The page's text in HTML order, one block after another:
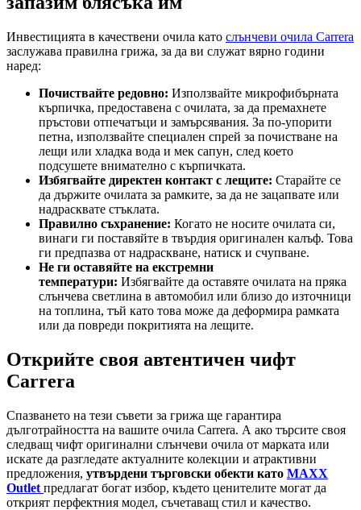
Инвестицията в качествени очила като слънчеви очила Carrera
заслужава правилна грижа, за да ви служат вярно години
наред:
Почиствайте редовно: Използвайте микрофибърната
кърпичка, предоставена с очилата, за да премахнете
пръстови отпечатъци и замърсявания. За по-упорити
петна, използвайте специален спрей за почистване на
лещи или хладка вода и мек сапун, след което
подсушете внимателно с кърпичката.
Избягвайте директен контакт с лещите: Старайте се
да държите очилата за рамките, за да не зацапвате или
надрасквате стъклата.
Правилно съхранение: Когато не носите очилата си,
винаги ги поставяйте в твърдия оригинален калъф. Това
ги предпазва от надраскване, натиск и счупване.
Не ги оставяйте на екстремни
температури: Избягвайте да оставяте очилата на пряка
слънчева светлина в автомобил или близо до източници
на топлина, тъй като това може да деформира рамката
или да повреди покритията на лещите.
Открийте своя автентичен чифт
Carrera
Спазването на тези съвети за грижа ще гарантира
дълготрайността на вашите очила Carrera. А ако търсите своя
следващ чифт оригинални слънчеви очила от марката или
искате да разгледате актуалните колекции и атрактивни
предложения, утвърдени търговски обекти като MAXX
Outlet предлагат богат избор, където ценителите могат да
открият перфектния модел, съчетаващ стил и качество.